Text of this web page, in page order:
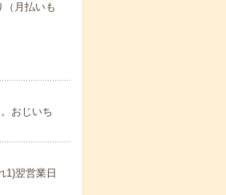
月払いも
おじいち
翌営業日